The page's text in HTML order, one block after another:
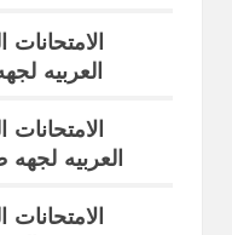
العربيه
العربيه